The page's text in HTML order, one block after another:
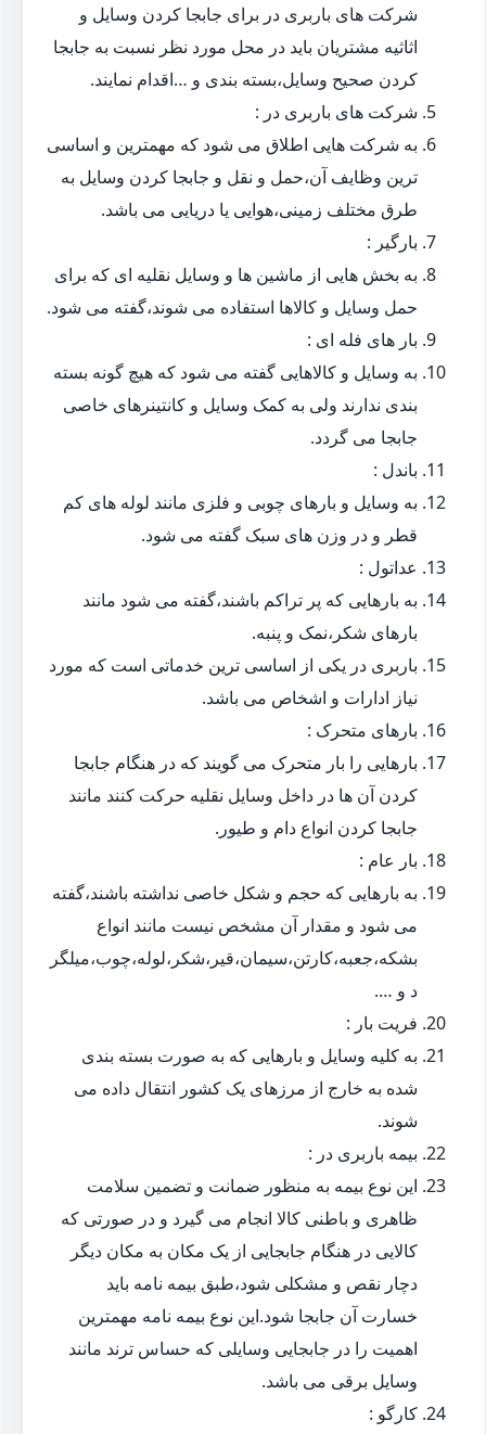
شرکت های باربری در برای جابجا کردن وسایل و
اثاثیه مشتریان باید در محل مورد نظر نسبت به جابجا
کردن صحیح وسایل،بسته بندی و …اقدام نمایند.
شرکت های باربری در :
به شرکت هایی اطلاق می شود که مهمترین و اساسی
ترین وظایف آن،حمل و نقل و جابجا کردن وسایل به
طرق مختلف زمینی،هوایی یا دریایی می باشد.
بارگیر :
به بخش هایی از ماشین ها و وسایل نقلیه ای که برای
حمل وسایل و کالاها استفاده می شوند،گفته می شود.
بار های فله ای :
به وسایل و کالاهایی گفته می شود که هیچ گونه بسته
بندی ندارند ولی به کمک وسایل و کانتینرهای خاصی
جابجا می گردد.
باندل :
به وسایل و بارهای چوبی و فلزی مانند لوله های کم
قطر و در وزن های سبک گفته می شود.
عداتول :
به بارهایی که پر تراکم باشند،گفته می شود مانند
بارهای شکر،نمک و پنبه.
باربری در یکی از اساسی ترین خدماتی است که مورد
نیاز ادارات و اشخاص می باشد.
بارهای متحرک :
بارهایی را بار متحرک می گویند که در هنگام جابجا
کردن آن ها در داخل وسایل نقلیه حرکت کنند مانند
جابجا کردن انواع دام و طیور.
بار عام :
به بارهایی که حجم و شکل خاصی نداشته باشند،گفته
می شود و مقدار آن مشخص نیست مانند انواع
بشکه،جعبه،کارتن،سیمان،قیر،شکر،لوله،چوب،میلگر
د و ….
فریت بار :
به کلیه وسایل و بارهایی که به صورت بسته بندی
شده به خارج از مرزهای یک کشور انتقال داده می
شوند.
بیمه باربری در :
این نوع بیمه به منظور ضمانت و تضمین سلامت
ظاهری و باطنی کالا انجام می گیرد و در صورتی که
کالایی در هنگام جابجایی از یک مکان به مکان دیگر
دچار نقص و مشکلی شود،طبق بیمه نامه باید
خسارت آن جابجا شود.این نوع بیمه نامه مهمترین
اهمیت را در جابجایی وسایلی که حساس ترند مانند
وسایل برقی می باشد.
کارگو :